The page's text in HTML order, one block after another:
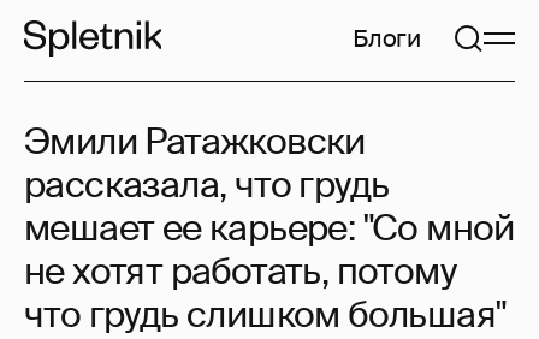
Блоги
Эмили Ратажковски
рассказала, что грудь
мешает ее карьере: "Со мной
не хотят работать, потому
что грудь слишком большая"